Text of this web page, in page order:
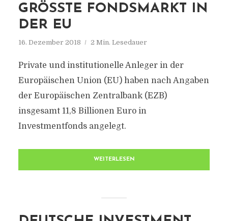
GRÖSSTE FONDSMARKT IN D
ER EU
16. Dezember 2018 2 Min. Lesedauer
Private und institutionelle Anleger in der
Europäischen Union (EU) haben nach Angaben
der Europäischen Zentralbank (EZB)
insgesamt 11,8 Billionen Euro in
Investmentfonds angelegt.
WEITERLESEN